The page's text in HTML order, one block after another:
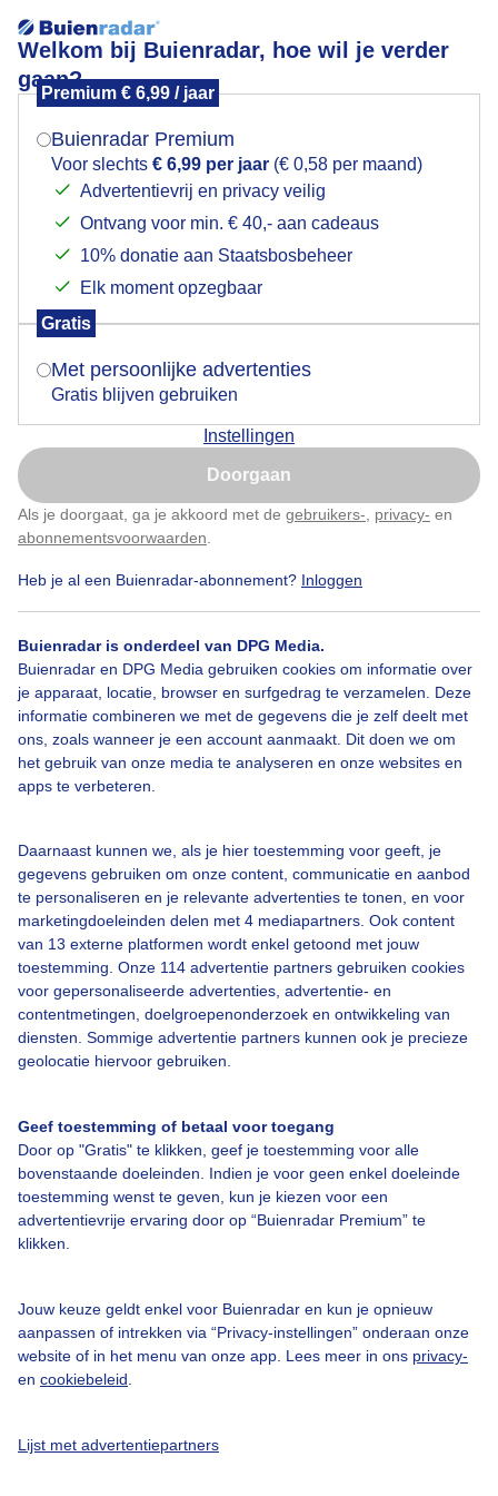
Welkom bij Buienradar, hoe wil je verder
gaan?
Premium € 6,99 / jaar
Buienradar Premium
Voor slechts € 6,99 per jaar (€ 0,58 per maand)
Advertentievrij en privacy veilig
Ontvang voor min. € 40,- aan cadeaus
10% donatie aan Staatsbosbeheer
Elk moment opzegbaar
Gratis
Met persoonlijke advertenties
Gratis blijven gebruiken
Instellingen
Doorgaan
Als je doorgaat, ga je akkoord met de gebruikers- privacy- en
abonnementsvoorwaarden
Heb je al een Buienradar-abonnement? Inloggen
Buienradar is onderdeel van DPG Media.
Buienradar en DPG Media gebruiken cookies om informatie over
je apparaat, locatie, browser en surfgedrag te verzamelen. Deze
informatie combineren we met de gegevens die je zelf deelt met
ons, zoals wanneer je een account aanmaakt. Dit doen we om
het gebruik van onze media te analyseren en onze websites en
apps te verbeteren.
Daarnaast kunnen we, als je hier toestemming voor geeft, je
gegevens gebruiken om onze content, communicatie en aanbod
te personaliseren en je relevante advertenties te tonen, en voor
marketingdoeleinden delen met 4 mediapartners. Ook content
van 13 externe platformen wordt enkel getoond met jouw
toestemming. Onze 114 advertentie partners gebruiken cookies
voor gepersonaliseerde advertenties, advertentie- en
contentmetingen, doelgroepenonderzoek en ontwikkeling van
diensten. Sommige advertentie partners kunnen ook je precieze
geolocatie hiervoor gebruiken.
Geef toestemming of betaal voor toegang
Door op "Gratis" te klikken, geef je toestemming voor alle
bovenstaande doeleinden. Indien je voor geen enkel doeleinde
toestemming wenst te geven, kun je kiezen voor een
advertentievrije ervaring door op “Buienradar Premium” te
klikken.
Jouw keuze geldt enkel voor Buienradar en kun je opnieuw
aanpassen of intrekken via “Privacy-instellingen” onderaan onze
website of in het menu van onze app. Lees meer in ons privacy-
en cookiebeleid
Lijst met advertentiepartners
Weerfoto
Door: public Gemaakt: 07-06-2026, 69x bekeken
Bekijk slideshow
Over Buienradar
Bedrijfsgegevens
Contact
Toegankelijkheid
Gebruikersvoorwaarden
Privacy beleid
Cookie beleid
Gratis weerdata
Mogen we je locatie gebruiken voor het
Indien je hier nog geen akkoord op hebt gegeven,
verschijnt er zo een pop-up uit je browser waarin
Is goed, toon de popup
Nu niet, misschien later
Klik hierom dit aan te passen